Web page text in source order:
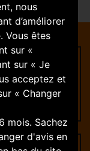
nous
d’améliorer
Vous êtes
sur «
sur « Je
acceptez et
« Changer
mois. Sachez
d'avis en